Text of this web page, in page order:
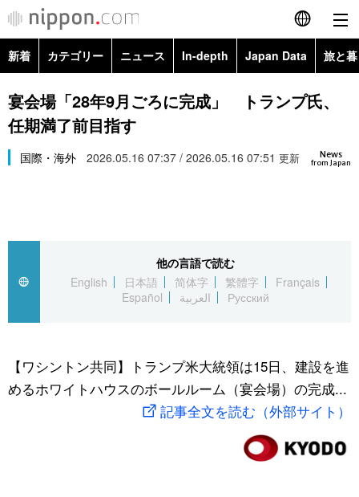
English
简体字
Русский
カテゴリー
経済・ビジネス
国際
文化
トップ
アーカイブ
In-depth
Japan Data
動画/Live
新着 カテゴリー ニュース In-depth Japan Data 旅と
政治・外交
経済・ビジネス
スポーツ・東京2020
Topics
宴会場「28年9月ごろに完成」 トランプ氏、
任期満了前目指す
News
from Japan
国際・海外 2026.05.16 07:37 / 2026.05.16 07:51 更新
他の言語で読む
English
日本語 简体字 繁體字
Français
Español
العربية Русский
【ワシントン共同】トランプ米大統領は15日、建設を進
めるホワイトハウスのボールルーム（宴会場）の完成...
記事全文を読む（外部サイト）